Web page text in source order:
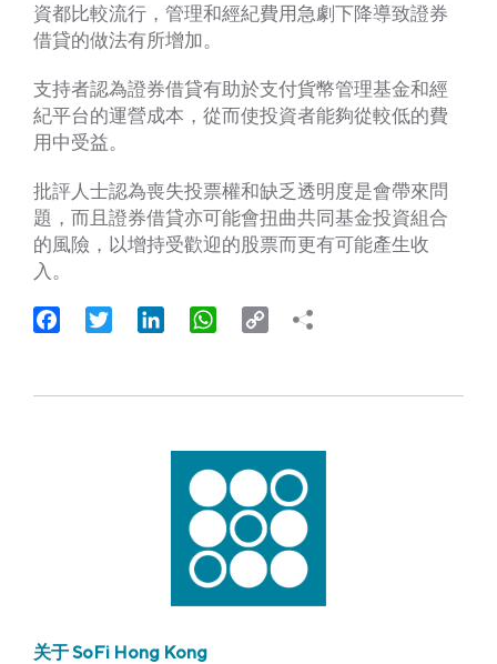
資都比較流行，管理和經紀費用急劇下降導致證券
借貸的做法有所增加。
支持者認為證券借貸有助於支付貨幣管理基金和經
紀平台的運營成本，從而使投資者能夠從較低的費
用中受益。
批評人士認為喪失投票權和缺乏透明度是會帶來問
題，而且證券借貸亦可能會扭曲共同基金投資組合
的風險，以增持受歡迎的股票而更有可能產生收
入。
FacebookTwitter LinkedInWhatsApp
Copy
关于 SoFi Hong Kong